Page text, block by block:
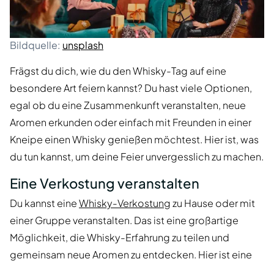
Bildquelle: unsplash
Frägst du dich, wie du den Whisky-Tag auf eine
besondere Art feiern kannst? Du hast viele Optionen,
egal ob du eine Zusammenkunft veranstalten, neue
Aromen erkunden oder einfach mit Freunden in einer
Kneipe einen Whisky genießen möchtest. Hier ist, was
du tun kannst, um deine Feier unvergesslich zu machen.
Eine Verkostung veranstalten
Du kannst eineWhisky-Verkostungzu Hause oder mit
einer Gruppe veranstalten. Das ist eine großartige
Möglichkeit, die Whisky-Erfahrung zu teilen und
gemeinsam neue Aromen zu entdecken. Hier ist eine